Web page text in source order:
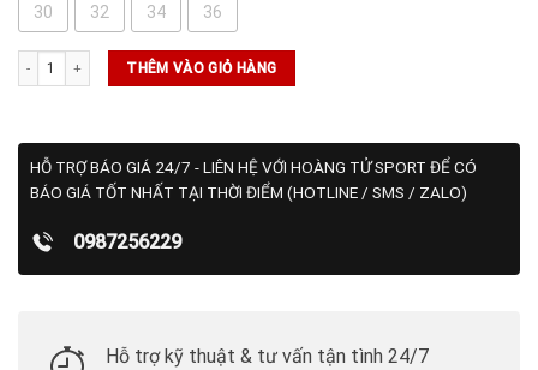
30 32 34 36
Quần Dealer Short 10 Dark Sage (535522 09) số lượng
THÊM VÀO GIỎ HÀNG
HỖ TRỢ BÁO GIÁ 24/7 - LIÊN HỆ VỚI HOÀNG TỬ SPORT ĐỂ CÓ
BÁO GIÁ TỐT NHẤT TẠI THỜI ĐIỂM (HOTLINE / SMS / ZALO)
0987256229
Hỗ trợ kỹ thuật & tư vấn tận tình 24/7